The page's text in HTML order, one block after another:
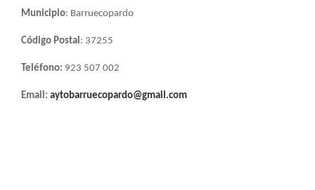
Municipio: Barruecopardo
Código Postal: 37255
Teléfono: 923 507 002
Email: aytobarruecopardo@gmail.com